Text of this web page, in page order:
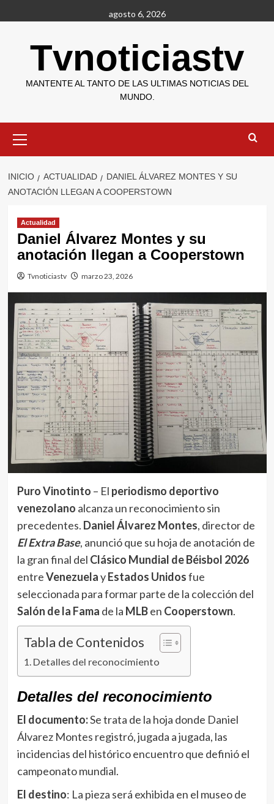
al
agosto 6, 2026
Tvnoticiastv
MANTENTE AL TANTO DE LAS ULTIMAS NOTICIAS DEL
MUNDO.
primario
INICIO ACTUALIDAD
DANIEL ÁLVAREZ MONTES Y SU
ANOTACIÓN LLEGAN A COOPERSTOWN
Actualidad
Daniel Álvarez Montes y su
anotación llegan a Cooperstown
Tvnoticiastv marzo 23, 2026
Puro Vinotinto – El periodismo deportivo
venezolano alcanza un reconocimiento sin
precedentes. Daniel Álvarez Montes, director de
El Extra Base, anunció que su hoja de anotación de
la gran final del Clásico Mundial de Béisbol 2026
entreVenezuelayEstados Unidosfue
seleccionada para formar parte de la colección del
Salón de la Fama de la MLBen Cooperstown.
Tabla de Contenidos
Detalles del reconocimiento
Detalles del reconocimiento
El documento:Se trata de la hoja donde Daniel
Álvarez Montes registró, jugada a jugada, las
incidencias del histórico encuentro que definió el
campeonato mundial.
El destino: La pieza será exhibida en el museo de